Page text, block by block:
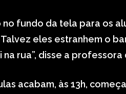
no fundo da tela para os
eles estranhem o
na rua”, disse a
acabam, às 13h,